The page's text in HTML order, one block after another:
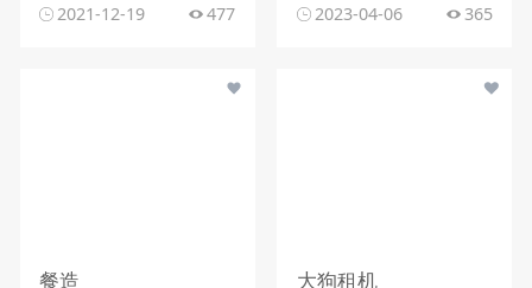
2021-12-19 477 2023-04-06 365
餐造 大狗租机